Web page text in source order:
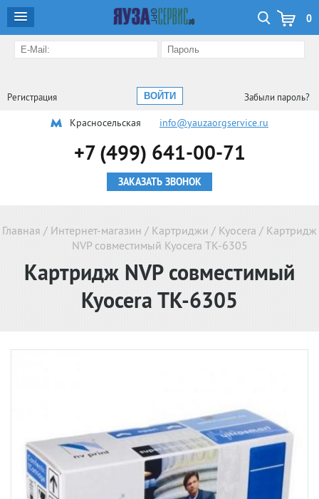
0
Забыли пароль?
Регистрация
Красносельская info@yauzaorgservice.ru
+7 (499) 641-00-71
ЗАКАЗАТЬ ЗВОНОК
Главная / Интернет-магазин / Картриджи / Kyocera / Картридж
NVP совместимый Kyocera TK-6305
Картридж NVP совместимый
Kyocera TK-6305